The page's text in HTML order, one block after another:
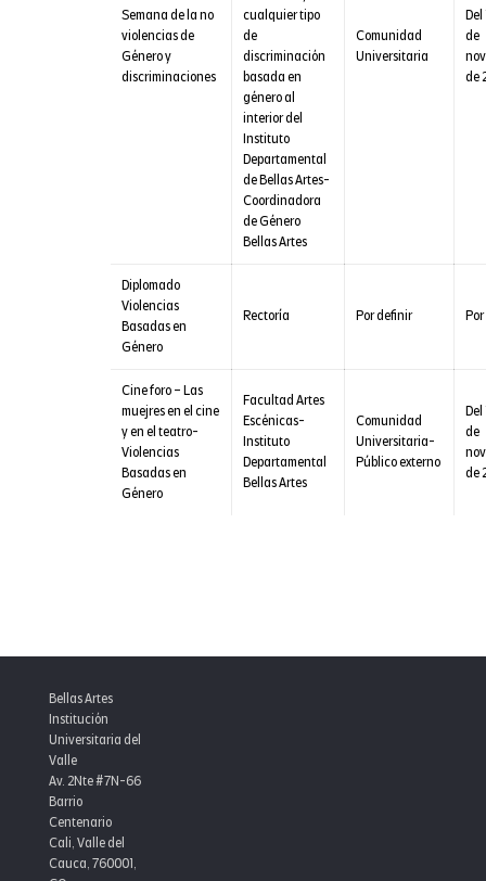
Semana de la no
violencias de
Género y
discriminaciones
cualquier tipo
de
discriminación
basada en
género al
interior del
Instituto
Departamental
de Bellas Artes-
Coordinadora
de Género
Bellas Artes
Comunidad
Universitaria
Del
de
de
Diplomado
Violencias
Basadas en
Género
Rectoría Por definir
Cine foro – Las
muejres en el cine
y en el teatro-
Violencias
Basadas en
Género
Facultad Artes
Escénicas-
Instituto
Departamental
Bellas Artes
Comunidad
Universitaria-
Público externo
Del
de
de
Bellas Artes
Institución
Universitaria del
Valle
Av. 2Nte #7N-66
Barrio
Centenario
Cali, Valle del
Cauca, 760001,